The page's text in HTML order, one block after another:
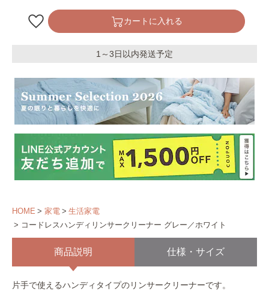
カートに入れる
1～3日以内発送予定
HOME 家電
生活家電
コードレスハンディリンサークリーナー グレー／ホワイト
商品説明 仕様・サイズ
片手で使えるハンディタイプのリンサークリーナーです。